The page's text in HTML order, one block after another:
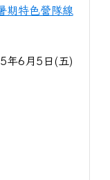
期特色營隊線
年6月5日(五)